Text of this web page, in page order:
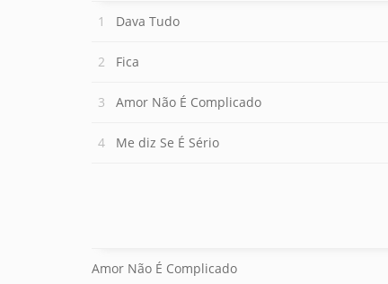
Dava Tudo
Fica
Amor Não É Complicado
Me diz Se É Sério
Amor Não É Complicado